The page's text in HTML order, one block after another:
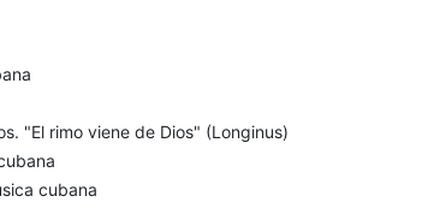
"El rimo viene de Dios" (Longinus)
cubana